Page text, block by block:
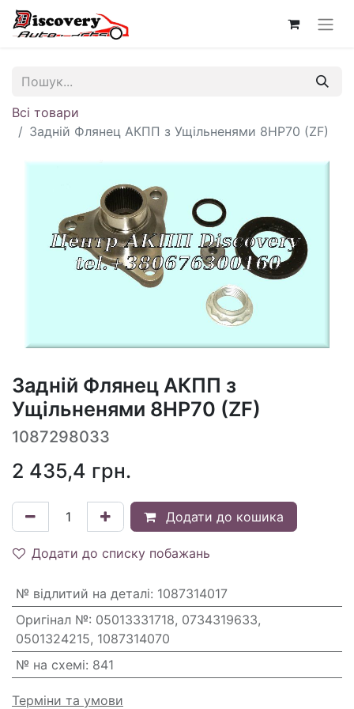
Всі товари
Задній Флянец АКПП з Ущільненями 8HP70 (ZF)
Задній Флянец АКПП з
Ущільненями 8HP70 (ZF)
1087298033
2 435,4 грн.
Додати до кошика
Додати до списку побажань
№ відлитий на деталі: 1087314017
Оригінал №: 05013331718, 0734319633,
0501324215, 1087314070
№ на схемі: 841
Терміни та умови